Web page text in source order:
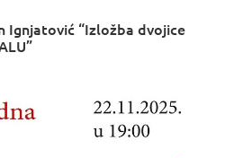
Ignjatović “Izložba dvojice